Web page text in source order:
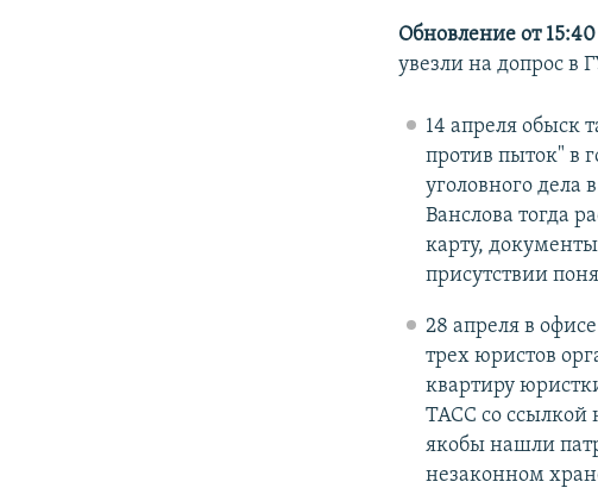
Обновление от
увезли на допрос в
14 апреля обыск
против пыток" в
уголовного дела
Ванслова тогда
карту,
присутствии
28 апреля в
трех юристов
квартиру
ТАСС со ссылкой
якобы нашли
незаконном